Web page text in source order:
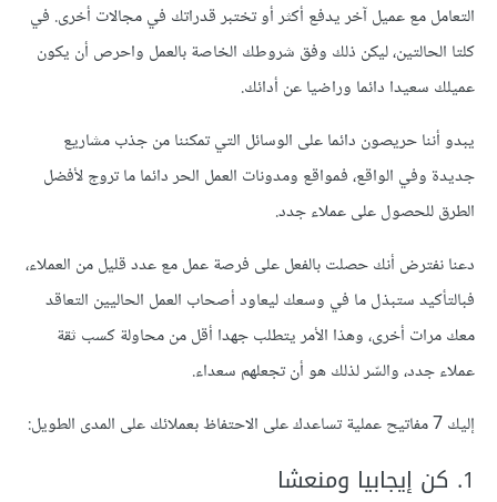
التعامل مع عميل آخر يدفع أكثر أو تختبر قدراتك في مجالات أخرى. في
كلتا الحالتين، ليكن ذلك وفق شروطك الخاصة بالعمل واحرص أن يكون
عميلك سعيدا دائما وراضيا عن أدائك.
يبدو أننا حريصون دائما على الوسائل التي تمكننا من جذب مشاريع
جديدة وفي الواقع، فمواقع ومدونات العمل الحر دائما ما تروج لأفضل
الطرق للحصول على عملاء جدد.
دعنا نفترض أنك حصلت بالفعل على فرصة عمل مع عدد قليل من العملاء،
فبالتأكيد ستبذل ما في وسعك ليعاود أصحاب العمل الحاليين التعاقد
معك مرات أخرى، وهذا الأمر يتطلب جهدا أقل من محاولة كسب ثقة
عملاء جدد، والسّر لذلك هو أن تجعلهم سعداء.
إليك 7 مفاتيح عملية تساعدك على الاحتفاظ بعملائك على المدى الطويل:
1. كن إيجابيا ومنعشا